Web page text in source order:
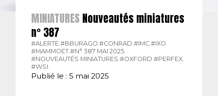
MINIATURES Nouveautés miniatures
n° 387
#ALERTE.#BBURAGO.#CONRAD.#IMC.#IXO.
#MAMMOET.#N° 387 MAI 2025.
#NOUVEAUTÉS MINIATURES.#OXFORD.#PERFEX.
#WSI.
Publié le : 5 mai 2025